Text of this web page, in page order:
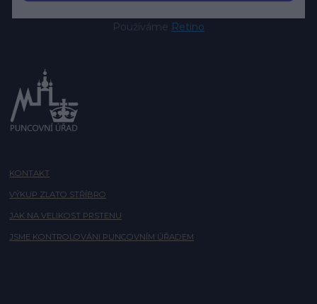
Používáme Retino
KONTAKT
VÝKUP ZLATO STŘÍBRO
JAK NA VELIKOST PRSTENU
JSME KONTROLOVÁNI PUNCOVNÍM ÚŘADEM